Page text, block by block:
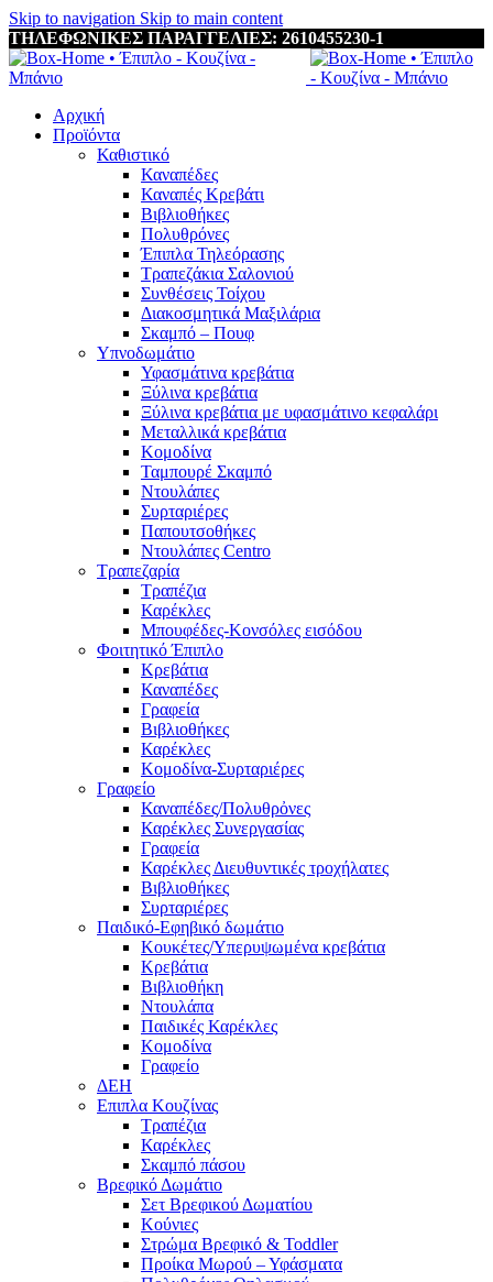
Skip to navigation Skip to main content
ΤΗΛΕΦΩΝΙΚΕΣ ΠΑΡΑΓΓΕΛΙΕΣ: 2610455230-1
Αρχική
Προϊόντα
Καθιστικό
Καναπέδες
Καναπές Κρεβάτι
Βιβλιοθήκες
Πολυθρόνες
Έπιπλα Τηλεόρασης
Τραπεζάκια Σαλονιού
Συνθέσεις Τοίχου
Διακοσμητικά Μαξιλάρια
Σκαμπό – Πουφ
Υπνοδωμάτιο
Υφασμάτινα κρεβάτια
Ξύλινα κρεβάτια
Ξύλινα κρεβάτια με υφασμάτινο κεφαλάρι
Mεταλλικά κρεβάτια
Κομοδίνα
Ταμπουρέ Σκαμπό
Ντουλάπες
Συρταριέρες
Παπουτσοθήκες
Ντουλάπες Centro
Τραπεζαρία
Τραπέζια
Καρέκλες
Μπουφέδες-Κονσόλες εισόδου
Φοιτητικό Έπιπλο
Κρεβάτια
Καναπέδες
Γραφεία
Βιβλιοθήκες
Καρέκλες
Κομοδίνα-Συρταριέρες
Γραφείο
Καναπέδες/Πολυθρὀνες
Καρέκλες Συνεργασίας
Γραφεία
Καρέκλες Διευθυντικές τροχήλατες
Βιβλιοθήκες
Συρταριέρες
Παιδικό-Εφηβικό δωμάτιο
Κουκέτες/Υπερυψωμένα κρεβάτια
Κρεβάτια
Βιβλιοθήκη
Ντουλάπα
Παιδικές Καρέκλες
Κομοδίνα
Γραφείο
ΔΕΗ
Επιπλα Κουζίνας
Τραπέζια
Καρέκλες
Σκαμπό πάσου
Βρεφικό Δωμάτιο
Σετ Βρεφικού Δωματίου
Κούνιες
Στρώμα Βρεφικό & Toddler
Προίκα Μωρού – Υφάσματα